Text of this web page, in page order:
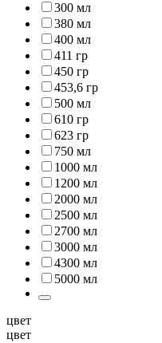
300 мл
380 мл
400 мл
411 гр
450 гр
453,6 гр
500 мл
610 гр
623 гр
750 мл
1000 мл
1200 мл
2000 мл
2500 мл
2700 мл
3000 мл
4300 мл
5000 мл
цвет
цвет